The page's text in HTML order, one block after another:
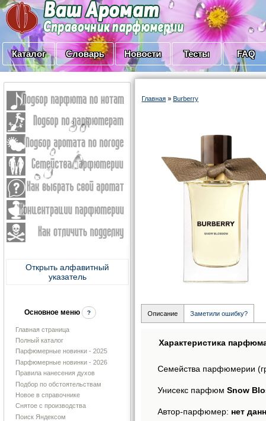
Каталог Словарь Новости Тесты FAQ
Открыть алфавитный
указатель
Основное меню ?
Главная страница
Полный каталог
Парфюмерные новинки - 2025
Парфюмерные новинки - 2026
Правила нанесения духов
Подбор по обстоятельствам
Новое в справочнике
Снятое с производства
Поиск Яндексом
Главная » Burberry
Описание Заметили ошибку?
Характеристика
Семейства парфюмерии
Унисекс парфюм Snow
Автор-парфюмер: нет